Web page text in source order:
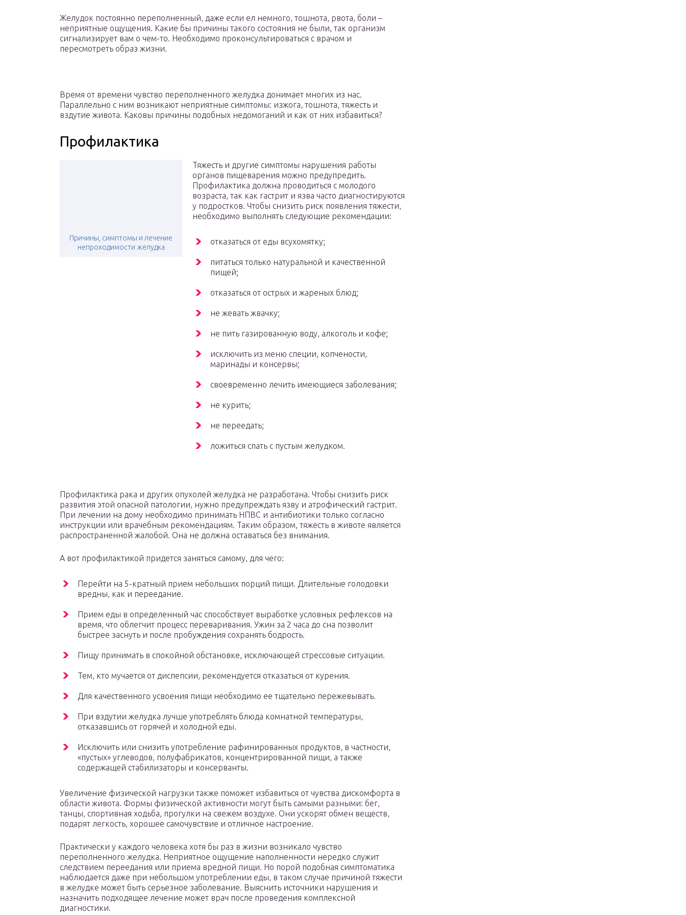
Желудок постоянно переполненный, даже если ел немного, тошнота, рвота, боли –
неприятные ощущения. Какие бы причины такого состояния не были, так организм
сигнализирует вам о чем-то. Необходимо проконсультироваться с врачом и
пересмотреть образ жизни.
Время от времени чувство переполненного желудка донимает многих из нас.
Параллельно с ним возникают неприятные симптомы: изжога, тошнота, тяжесть и
вздутие живота. Каковы причины подобных недомоганий и как от них избавиться?
Профилактика
Причины, симптомы и лечение
непроходимости желудка
Тяжесть и другие симптомы нарушения работы
органов пищеварения можно предупредить.
Профилактика должна проводиться с молодого
возраста, так как гастрит и язва часто диагностируются
у подростков. Чтобы снизить риск появления тяжести,
необходимо выполнять следующие рекомендации:
отказаться от еды всухомятку;
питаться только натуральной и качественной
пищей;
отказаться от острых и жареных блюд;
не жевать жвачку;
не пить газированную воду, алкоголь и кофе;
исключить из меню специи, копчености,
маринады и консервы;
своевременно лечить имеющиеся заболевания;
не курить;
не переедать;
ложиться спать с пустым желудком.
Профилактика рака и других опухолей желудка не разработана. Чтобы снизить риск
развития этой опасной патологии, нужно предупреждать язву и атрофический гастрит.
При лечении на дому необходимо принимать НПВС и антибиотики только согласно
инструкции или врачебным рекомендациям. Таким образом, тяжесть в животе является
распространенной жалобой. Она не должна оставаться без внимания.
А вот профилактикой придется заняться самому, для чего:
Перейти на 5-кратный прием небольших порций пищи. Длительные голодовки
вредны, как и переедание.
Прием еды в определенный час способствует выработке условных рефлексов на
время, что облегчит процесс переваривания. Ужин за 2 часа до сна позволит
быстрее заснуть и после пробуждения сохранять бодрость.
Пищу принимать в спокойной обстановке, исключающей стрессовые ситуации.
Тем, кто мучается от диспепсии, рекомендуется отказаться от курения.
Для качественного усвоения пищи необходимо ее тщательно пережевывать.
При вздутии желудка лучше употреблять блюда комнатной температуры,
отказавшись от горячей и холодной еды.
Исключить или снизить употребление рафинированных продуктов, в частности,
«пустых» углеводов, полуфабрикатов, концентрированной пищи, а также
содержащей стабилизаторы и консерванты.
Увеличение физической нагрузки также поможет избавиться от чувства дискомфорта в
области живота. Формы физической активности могут быть самыми разными: бег,
танцы, спортивная ходьба, прогулки на свежем воздухе. Они ускорят обмен веществ,
подарят легкость, хорошее самочувствие и отличное настроение.
Практически у каждого человека хотя бы раз в жизни возникало чувство
переполненного желудка. Неприятное ощущение наполненности нередко служит
следствием переедания или приема вредной пищи. Но порой подобная симптоматика
наблюдается даже при небольшом употреблении еды, в таком случае причиной тяжести
в желудке может быть серьезное заболевание. Выяснить источники нарушения и
назначить подходящее лечение может врач после проведения комплексной
диагностики.